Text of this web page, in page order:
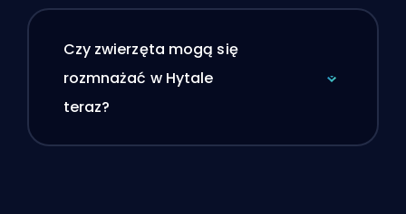
Czy zwierzęta mogą się
rozmnażać w Hytale
teraz?